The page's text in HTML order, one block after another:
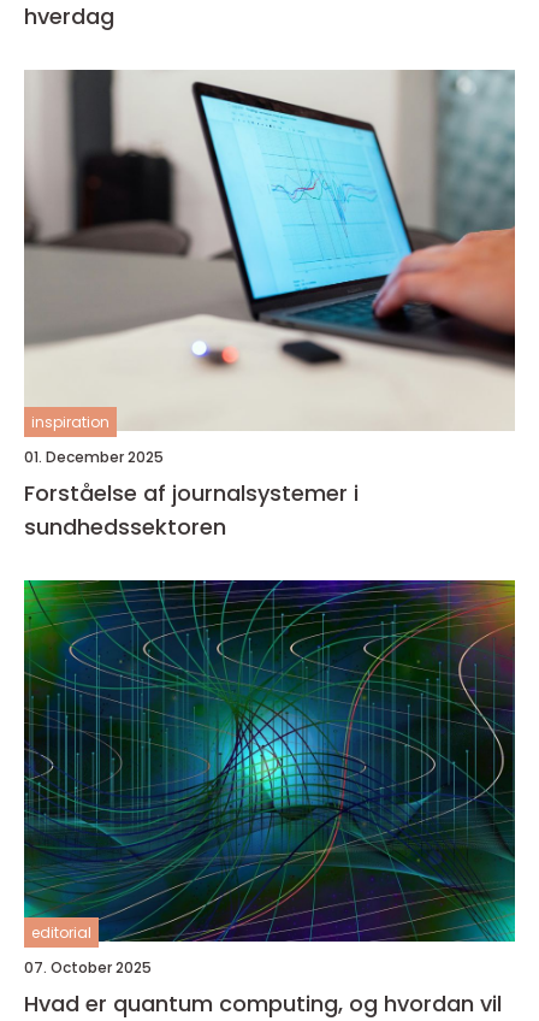
hverdag
inspiration
01. December 2025
Forståelse af journalsystemer i
sundhedssektoren
editorial
07. October 2025
Hvad er quantum computing, og hvordan vil